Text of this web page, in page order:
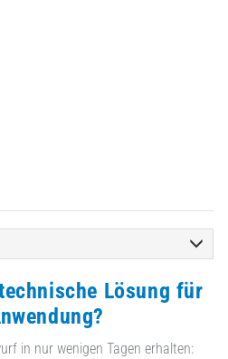
Lösung für
in nur wenigen Tagen erhalten: